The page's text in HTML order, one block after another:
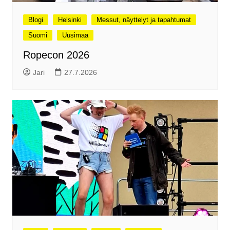
Blogi Helsinki
Messut, näyttelyt ja tapahtumat
Suomi
Uusimaa
Ropecon 2026
Jari 27.7.2026